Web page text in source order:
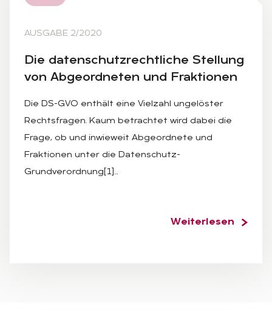
AUSGABE 2/2020
Die da­ten­schutz­recht­li­che Stel­lung
von Ab­ge­ord­ne­ten und Frak­tio­nen
Die DS-GVO enthält eine Vielzahl ungelöster
Rechtsfragen. Kaum betrachtet wird dabei die
Frage, ob und inwieweit Abgeordnete und
Fraktionen unter die Datenschutz-
Grundverordnung[1]…
Weiterlesen